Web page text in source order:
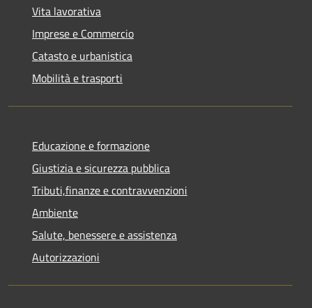
Vita lavorativa
Imprese e Commercio
Catasto e urbanistica
Mobilità e trasporti
Educazione e formazione
Giustizia e sicurezza pubblica
Tributi,finanze e contravvenzioni
Ambiente
Salute, benessere e assistenza
Autorizzazioni